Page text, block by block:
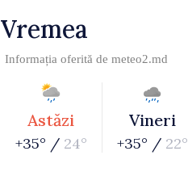
Vremea
Informația oferită de meteo2.md
Astăzi
+35° / 24°
Vineri
+35° / 22°